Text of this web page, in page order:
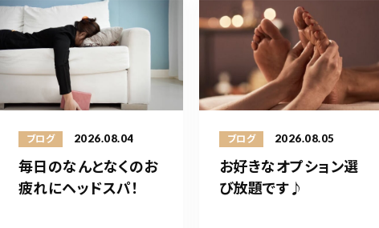
ブログ 2026.08.04
毎日のなんとなくのお
疲れにヘッドスパ！
ブログ 2026.08.05
お好きなオプション選
び放題です♪